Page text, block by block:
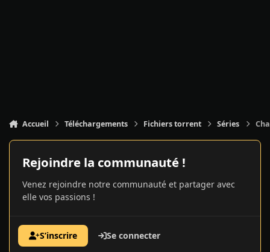
Accueil Téléchargements Fichiers torrent Séries
Rejoindre la communauté !
Venez rejoindre notre communauté et partager avec
elle vos passions !
S’inscrire Se connecter